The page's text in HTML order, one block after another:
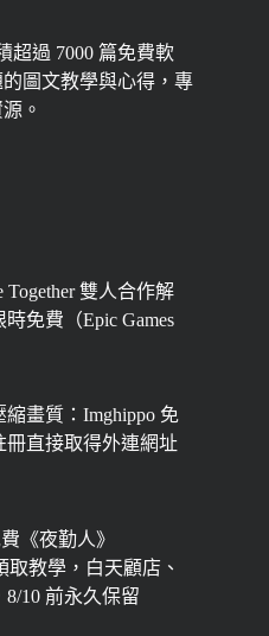
超過 7000 篇免費軟
圖文教學與心得，專
。
Together 雙人合作解
免費（Epic Games
縮畫質：Imghippo 免
冊直接取得外連網址
《夜勤人》
取教學，白天顧店、
8/10 前永久保留